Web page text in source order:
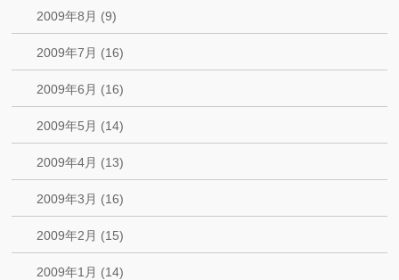
2009年8月 (9)
2009年7月 (16)
2009年6月 (16)
2009年5月 (14)
2009年4月 (13)
2009年3月 (16)
2009年2月 (15)
2009年1月 (14)